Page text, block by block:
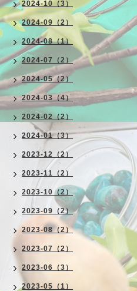
2024-10（3）
2024-09（2）
2024-08（1）
2024-07（2）
2024-05（2）
2024-03（4）
2024-02（2）
2024-01（3）
2023-12（2）
2023-11（2）
2023-10（2）
2023-09（2）
2023-08（2）
2023-07（2）
2023-06（3）
2023-05（1）